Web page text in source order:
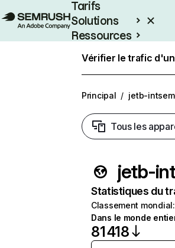
Tarifs
Solutions
Ressources
Vérifier le trafic
Principal / jetb-
Tous les
Statistiques du
Classement mondial:
Dans le monde
81 418